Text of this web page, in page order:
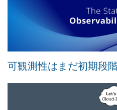
可観測性はまだ初期段